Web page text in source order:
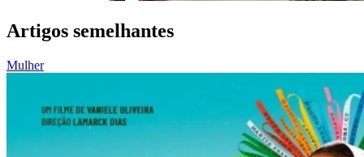
Artigos semelhantes
Mulher